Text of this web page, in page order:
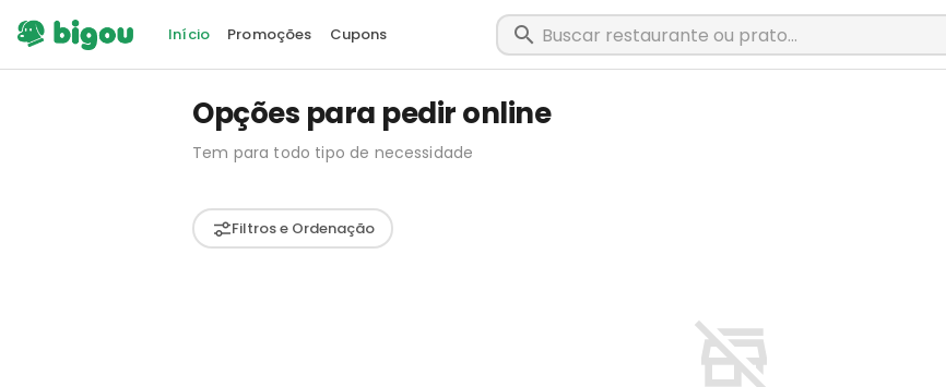
Início Promoções Cupons
Opções para pedir online
Tem para todo tipo de necessidade
Filtros e Ordenação